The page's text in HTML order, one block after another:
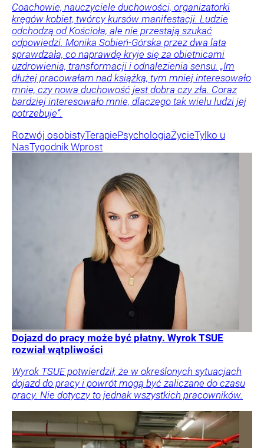
Coachowie, nauczyciele duchowości, organizatorki
kręgów kobiet, twórcy kursów manifestacji. Ludzie
odchodzą od Kościoła, ale nie przestają szukać
odpowiedzi. Monika Sobień-Górska przez dwa lata
sprawdzała, co naprawdę kryje się za obietnicami
uzdrowienia, transformacji i odnalezienia sensu. „Im
dłużej pracowałam nad książką, tym mniej interesowało
mnie, czy nowa duchowość jest dobra czy zła. Coraz
bardziej interesowało mnie, dlaczego tak wielu ludzi jej
potrzebuje”.
Rozwój osobistyTerapiePsychologiaŻycieTylko u
NasTygodnik Wprost
Dojazd do pracy może być płatny. Wyrok TSUE
rozwiał wątpliwości
Wyrok TSUE potwierdził, że w określonych sytuacjach
dojazd do pracy i powrót mogą być zaliczane do czasu
pracy. Nie dotyczy to jednak wszystkich pracowników.